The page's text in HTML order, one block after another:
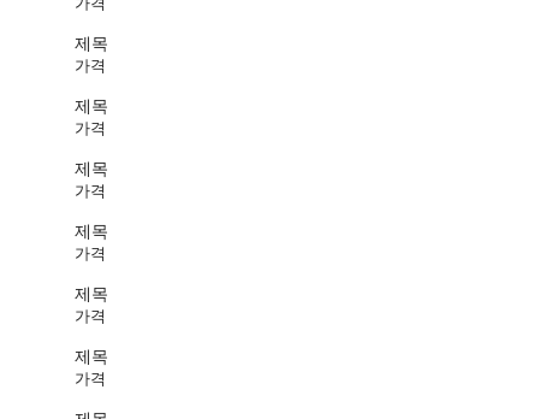
제목
가격
제목
가격
제목
가격
제목
가격
제목
가격
제목
가격